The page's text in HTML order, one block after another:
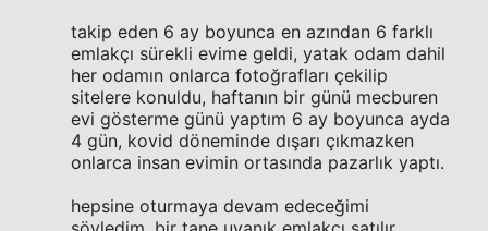
takip eden 6 ay boyunca en azından 6 farklı
emlakçı sürekli evime geldi, yatak odam dahil
her odamın onlarca fotoğrafları çekilip
sitelere konuldu, haftanın bir günü mecburen
evi gösterme günü yaptım 6 ay boyunca ayda
4 gün, kovid döneminde dışarı çıkmazken
onlarca insan evimin ortasında pazarlık yaptı.
hepsine oturmaya devam edeceğimi